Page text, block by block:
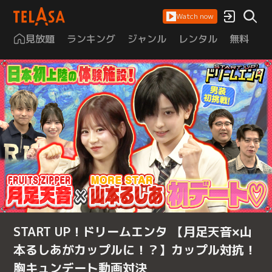
Watch now
見放題 ランキング ジャンル レンタル 無料
START UP！ドリームエンタ 【月足天音×山
本るしあがカップルに！？】カップル対抗！
胸キュンデート動画対決